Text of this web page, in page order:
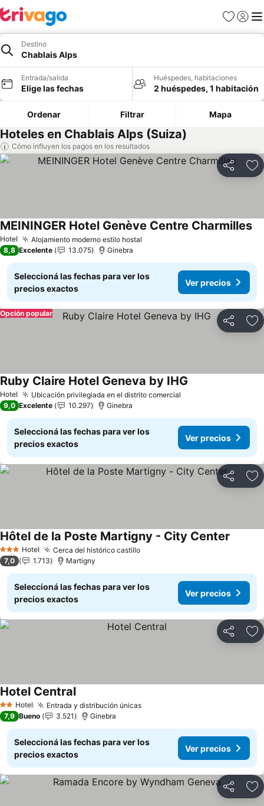
Favoritos
Iniciar
Destino
Chablais Alps
Entrada/salida
Elige las fechas
Huéspedes, habitaciones
2 huéspedes, 1 habitación
Ordenar Filtrar Mapa
Hoteles en Chablais Alps (Suiza)
Cómo influyen los pagos en los resultados
Compartir
Hotel Alojamiento moderno estilo hostal
MEININGER Hotel Genève Centre Charmilles
8,8 Excelente 13.075 Ginebra
Seleccioná las fechas para ver los
precios exactos
Ver precios
Compartir
Opción popular
Hotel Ubicación privilegiada en el distrito comercial
Ruby Claire Hotel Geneva by IHG
9,0 Excelente 10.297 Ginebra
Seleccioná las fechas para ver los
precios exactos
Ver precios
Compartir
3 Estrellas
Hotel Cerca del histórico castillo
Hôtel de la Poste Martigny - City Center
7,0 1.713 Martigny
Seleccioná las fechas para ver los
precios exactos
Ver precios
Compartir
2 Estrellas
Hotel Entrada y distribución únicas
Hotel Central
7,9 Bueno 3.521 Ginebra
Seleccioná las fechas para ver los
precios exactos
Ver precios
Compartir